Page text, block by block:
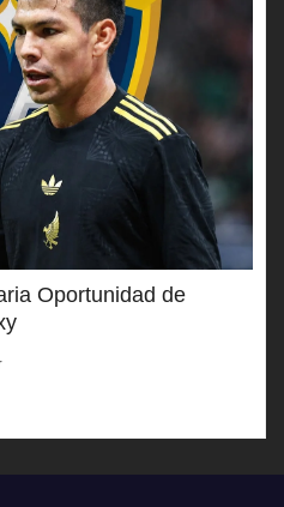
Oportunidad de